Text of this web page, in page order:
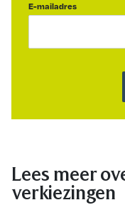
E-mailadres
Lees meer
verkiezingen